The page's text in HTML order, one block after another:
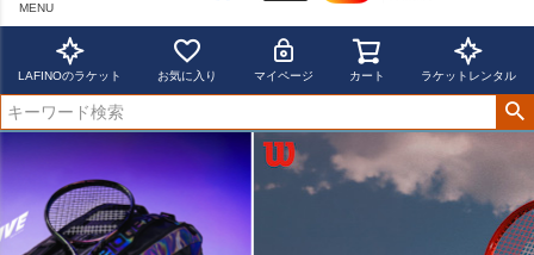
MENU
LAFINOのラケット お気に入り マイページ カート ラケットレンタル